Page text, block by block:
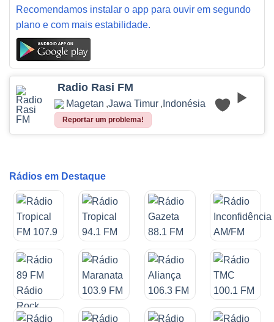
Recomendamos instalar o app para ouvir em segundo
plano e com mais estabilidade.
Radio Rasi FM
Magetan ,Jawa Timur , Indonésia
Reportar um problema!
Rádios em Destaque